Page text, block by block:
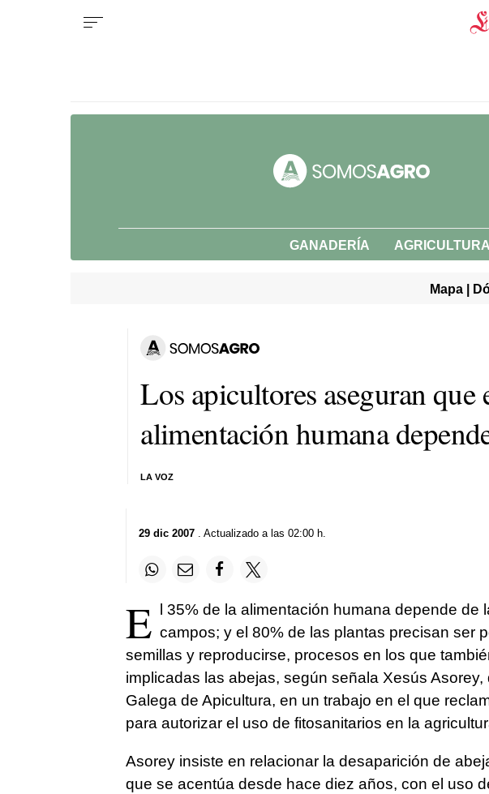
GANADERÍA AGRICULTURA
Mapa |
Los apicultores aseguran que
alimentación humana
LA VOZ
29 dic 2007. Actualizado a las 02:00 h.
E
l 35% de la alimentación humana depende
campos; y el 80% de las plantas precisan ser
semillas y reproducirse, procesos en los que
implicadas las abejas, según señala Xesús
Galega de Apicultura, en un trabajo en el que
para autorizar el uso de fitosanitarios en la
Asorey insiste en relacionar la desaparición de
que se acentúa desde hace diez años, con el uso